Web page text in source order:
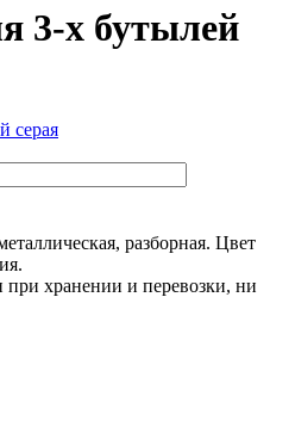
3-х бутылей
разборная. Цвет
при хранении и перевозки, ни